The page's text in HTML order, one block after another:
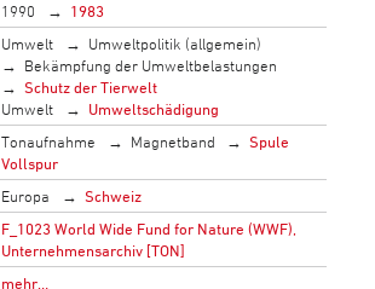
1990
1983
Umwelt
Umweltpolitik (allgemein)
Bekämpfung der Umweltbelastungen
Schutz der Tierwelt
Umwelt
Umweltschädigung
Tonaufnahme Magnetband
Spule
Vollspur
Europa
Schweiz
F_1023 World Wide Fund for Nature (WWF),
Unternehmensarchiv [TON]
mehr…